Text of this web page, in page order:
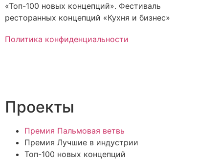
«Топ-100 новых концепций». Фестиваль
ресторанных концепций «Кухня и бизнес»
Политика конфиденциальности
Проекты
Премия Пальмовая ветвь
Премия Лучшие в индустрии
Топ-100 новых концепций